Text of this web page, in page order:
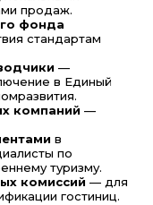
продаж.
фонда
стандартам
—
в Единый
компаний —
в
по
туризму.
комиссий — для
гостиниц.